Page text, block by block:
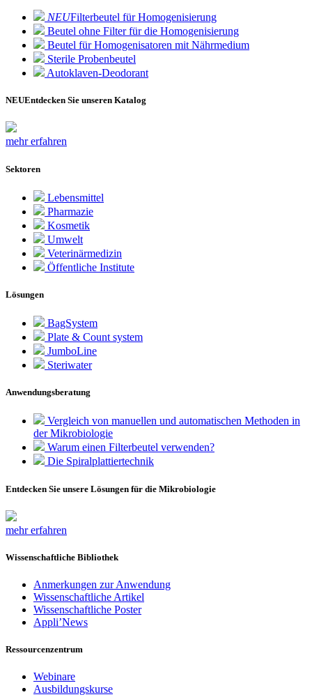
NEUFilterbeutel für Homogenisierung
Beutel ohne Filter für die Homogenisierung
Beutel für Homogenisatoren mit Nährmedium
Sterile Probenbeutel
Autoklaven-Deodorant
NEUEntdecken Sie unseren Katalog
mehr erfahren
Sektoren
Lebensmittel
Pharmazie
Kosmetik
Umwelt
Veterinärmedizin
Öffentliche Institute
Lösungen
BagSystem
Plate & Count system
JumboLine
Steriwater
Anwendungsberatung
Vergleich von manuellen und automatischen Methoden in
der Mikrobiologie
Warum einen Filterbeutel verwenden?
Die Spiralplattier­technik
Entdecken Sie unsere Lösungen für die Mikrobiologie
mehr erfahren
Wissenschaftliche Bibliothek
Anmerkungen zur Anwendung
Wissenschaftliche Artikel
Wissenschaftliche Poster
Appli’News
Ressourcenzentrum
Webinare
Ausbildungskurse